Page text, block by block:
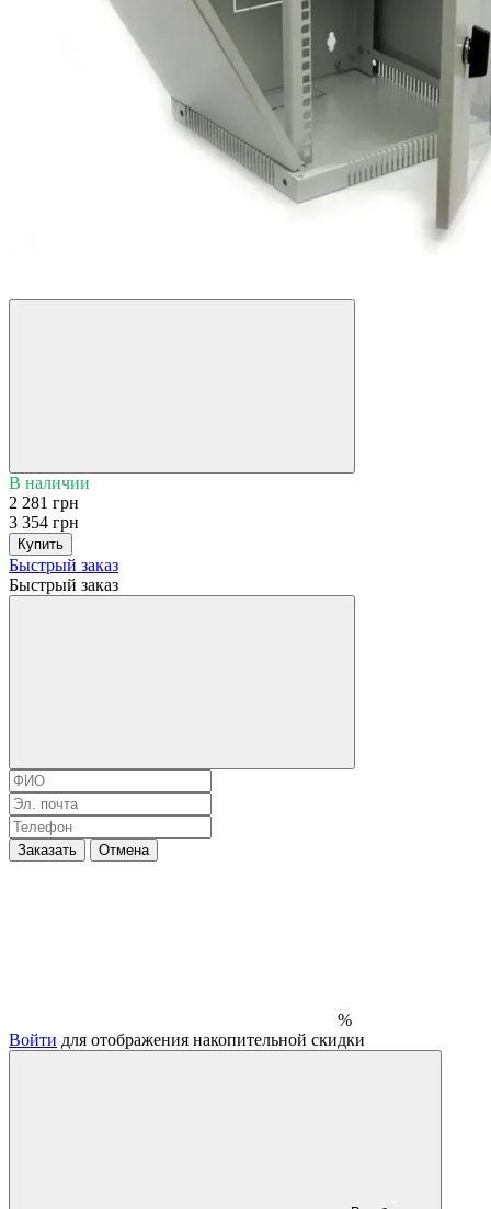
В наличии
2 281 грн
3 354 грн
Купить
Быстрый заказ
Быстрый заказ
Заказать Отмена
%
Войти для отображения накопительной скидки